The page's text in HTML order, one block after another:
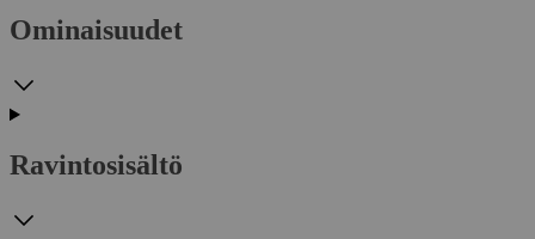
Ominaisuudet
Ravintosisältö